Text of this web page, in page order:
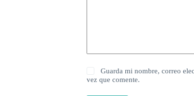
Guarda mi nombre, correo
vez que comente.